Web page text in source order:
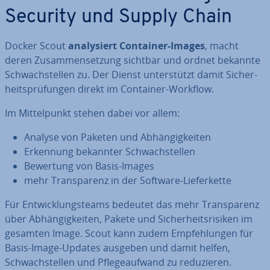
Security und Supply Chain
Docker Scoutana­ly­siert Container-Images, macht
deren Zu­sam­men­set­zung sichtbar und ordnet bekannte
Schwach­stel­len zu. Der Dienst un­ter­stützt damit Si­cher­
heits­prü­fun­gen direkt im Container-Workflow.
Im Mit­tel­punkt stehen dabei vor allem:
Analyse von Paketen und Ab­hän­gig­kei­ten
Erkennung bekannter Schwach­stel­len
Bewertung von Basis-Images
mehr Trans­pa­renz in der Software-Lie­fer­ket­te
Für Ent­wick­lungs­teams bedeutet das mehr Trans­pa­renz
über Ab­hän­gig­kei­ten, Pakete und Si­cher­heits­ri­si­ken im
gesamten Image. Scout kann zudem Emp­feh­lun­gen für
Basis-Image-Updates ausgeben und damit helfen,
Schwach­stel­len und Pfle­ge­auf­wand zu re­du­zie­ren.